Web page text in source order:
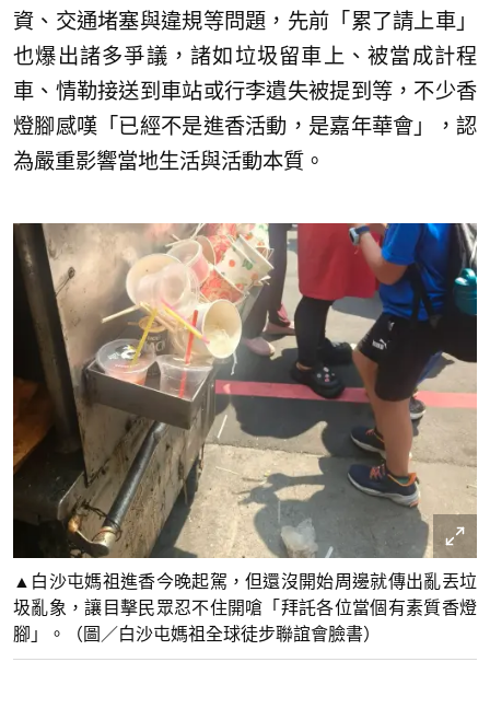
資、交通堵塞與違規等問題，先前「累了請上車」
也爆出諸多爭議，諸如垃圾留車上、被當成計程
車、情勒接送到車站或行李遺失被提到等，不少香
燈腳感嘆「已經不是進香活動，是嘉年華會」，認
為嚴重影響當地生活與活動本質。
▲白沙屯媽祖進香今晚起駕，但還沒開始周邊就傳出亂丟垃
圾亂象，讓目擊民眾忍不住開嗆「拜託各位當個有素質香燈
腳」。（圖／白沙屯媽祖全球徒步聯誼會臉書）